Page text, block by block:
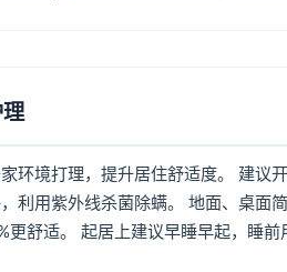
环境打理，提升居住舒适度。 建议
利用紫外线杀菌除螨。 地面、桌面
舒适。 起居上建议早睡早起，睡